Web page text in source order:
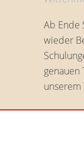
Ab Ende
wieder
genauen